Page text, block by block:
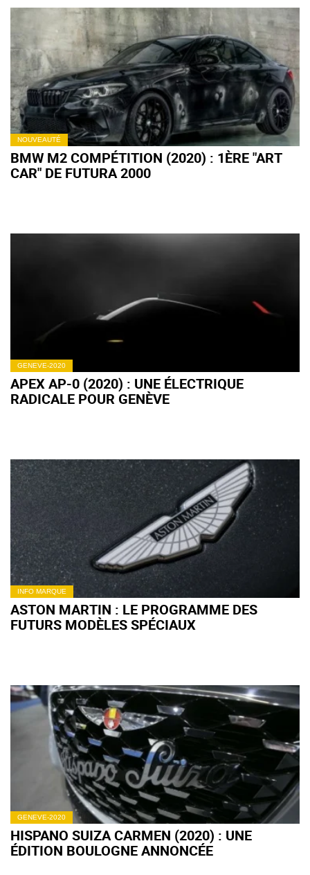
NOUVEAUTÉ
BMW M2 COMPÉTITION (2020) : 1ÈRE "ART
CAR" DE FUTURA 2000
GENEVE-2020
APEX AP-0 (2020) : UNE ÉLECTRIQUE
RADICALE POUR GENÈVE
INFO MARQUE
ASTON MARTIN : LE PROGRAMME DES
FUTURS MODÈLES SPÉCIAUX
GENEVE-2020
HISPANO SUIZA CARMEN (2020) : UNE
ÉDITION BOULOGNE ANNONCÉE